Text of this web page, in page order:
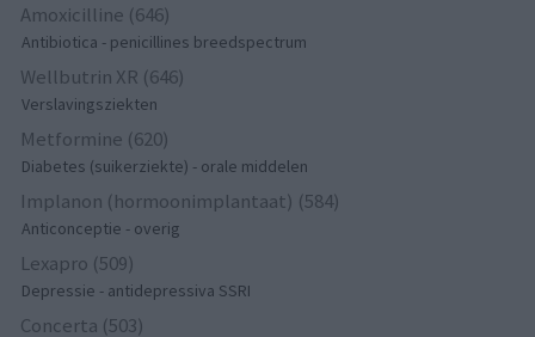
Amoxicilline (646)
Antibiotica - penicillines breedspectrum
Wellbutrin XR (646)
Verslavingsziekten
Metformine (620)
Diabetes (suikerziekte) - orale middelen
Implanon (hormoonimplantaat) (584)
Anticonceptie - overig
Lexapro (509)
Depressie - antidepressiva SSRI
Concerta (503)